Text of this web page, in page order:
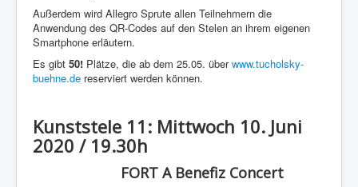
Außerdem wird Allegro Sprute allen Teilnehmern die
Anwendung des QR-Codes auf den Stelen an ihrem eigenen
Smartphone erläutern.
Es gibt 50! Plätze, die ab dem 25.05. überwww.tucholsky-
buehne.de reserviert werden können.
Kunststele 11: Mittwoch 10. Juni
2020 / 19.30h
FORT A Benefiz Concert